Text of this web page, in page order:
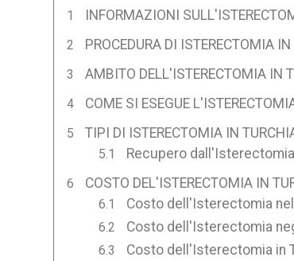
INFORMAZIONI
PROCEDURA DI ISTERECTOMIA
AMBITO DELL'ISTERECTOMIA IN
COME SI ESEGUE
TIPI DI ISTERECTOMIA IN
Recupero
COSTO DEL'ISTERECTOMIA IN
Costo dell'Isterectomia
Costo dell'Isterectomia
Costo dell'Isterectomia in